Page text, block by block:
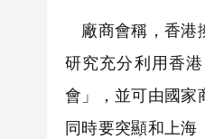
廠商會稱，香港
研究充分利用香
會」，並可由國家
同時要突顯和上